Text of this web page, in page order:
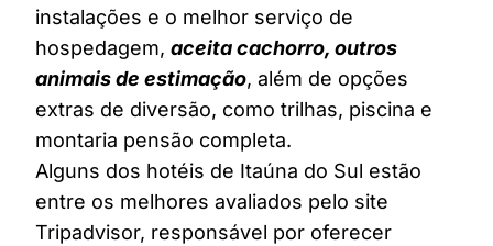
instalações e o melhor serviço de
hospedagem, aceita cachorro, outros
animais de estimação, além de opções
extras de diversão, como trilhas, piscina e
montaria pensão completa.
Alguns dos hotéis de Itaúna do Sul estão
entre os melhores avaliados pelo site
Tripadvisor, responsável por oferecer